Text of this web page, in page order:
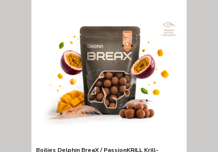
Boilies Delphin BreaX / PassionKRILL Krill-